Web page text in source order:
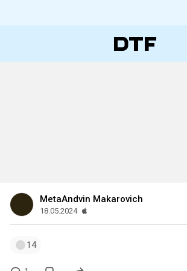
MetaAndvin Makarovich
18.05.2024
14